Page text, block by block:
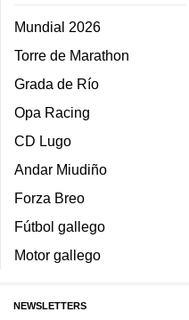
Mundial 2026
Torre de Marathon
Grada de Río
Opa Racing
CD Lugo
Andar Miudiño
Forza Breo
Fútbol gallego
Motor gallego
NEWSLETTERS